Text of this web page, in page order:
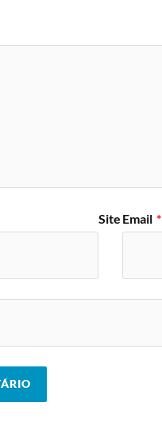
Email *
Site